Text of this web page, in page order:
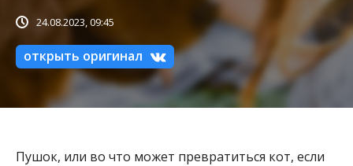
24.08.2023, 09:45
открыть оригинал
Пушок, или во что может превратиться кот, если